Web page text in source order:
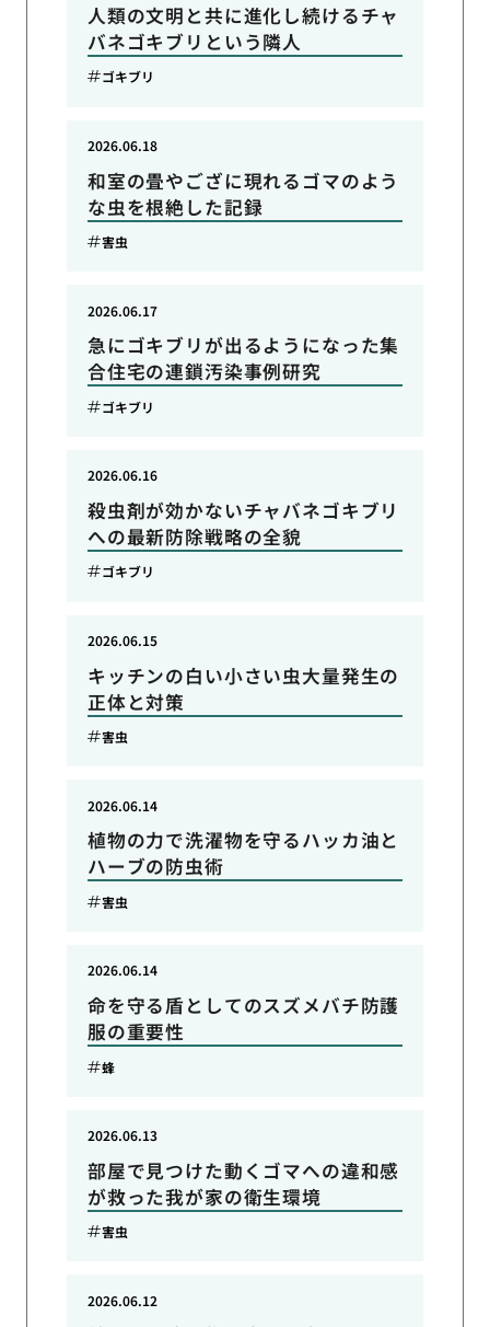
人類の文明と共に進化し続けるチャ
バネゴキブリという隣人
ゴキブリ
和室の畳やござに現れるゴマのよう
な虫を根絶した記録
2026.06.18
害虫
急にゴキブリが出るようになった集
合住宅の連鎖汚染事例研究
2026.06.17
ゴキブリ
殺虫剤が効かないチャバネゴキブリ
への最新防除戦略の全貌
2026.06.16
ゴキブリ
キッチンの白い小さい虫大量発生の
正体と対策
2026.06.15
害虫
植物の力で洗濯物を守るハッカ油と
ハーブの防虫術
2026.06.14
害虫
命を守る盾としてのスズメバチ防護
服の重要性
2026.06.14
蜂
部屋で見つけた動くゴマへの違和感
が救った我が家の衛生環境
2026.06.13
害虫
2026.06.12